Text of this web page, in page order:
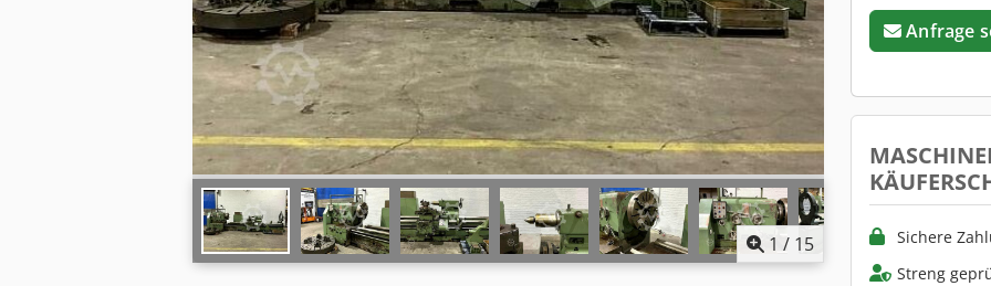
1 / 15
Anfrage
Sichere
Streng